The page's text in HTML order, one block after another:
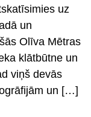
uz
un
Olīva Mētras
klātbūtne un
viņš devās
un […]